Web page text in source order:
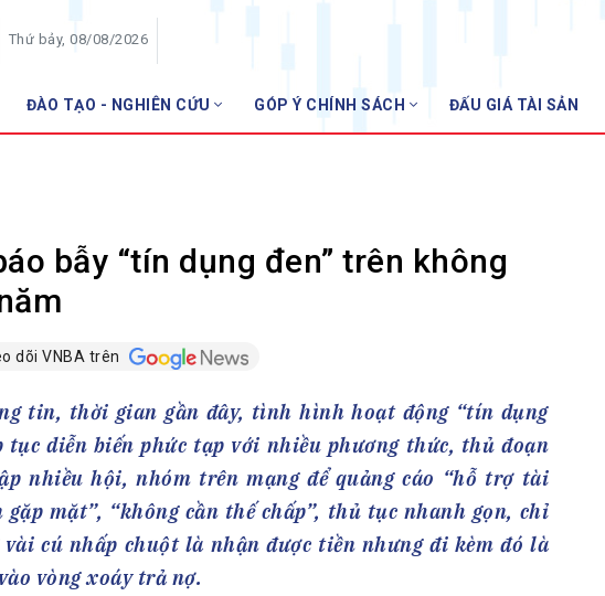
Thứ bảy, 08/08/2026
ĐÀO TẠO - NGHIÊN CỨU GÓP Ý CHÍNH SÁCH ĐẤU GIÁ TÀI SẢN
30 năm VNBA
Bản tin Tuần VNBA
Tin ngành ngân hàng
Đào tạo
Fintech
Tài chính Tiêu dùng
Đấu giá tài sản
Thanh toán –Thẻ
bẫy “tín dụng đen” trên không
dõi VNBA trên
tin, thời gian gần đây, tình hình hoạt động “tín dụng
tục diễn biến phức tạp với nhiều phương thức, thủ đoạn
nhiều hội, nhóm trên mạng để quảng cáo “hỗ trợ tài
mặt”, “không cần thế chấp”, thủ tục nhanh gọn, chỉ
cú nhấp chuột là nhận được tiền nhưng đi kèm đó là
vòng xoáy trả nợ.